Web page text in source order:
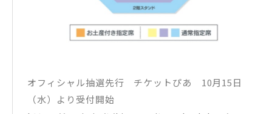
オフィシャル抽選先行 チケットぴあ 10月15日
（水）より受付開始